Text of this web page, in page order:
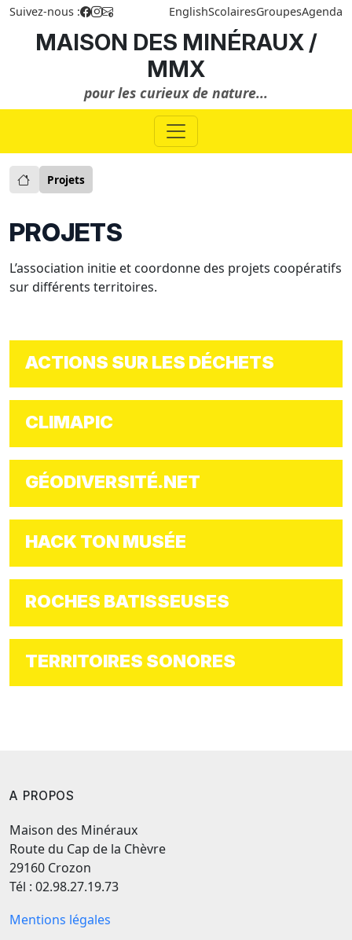
Suivez-nous : EnglishScolairesGroupesAgenda
MAISON DES MINÉRAUX /
MMX
pour les curieux de nature...
Projets
PROJETS
L’association initie et coordonne des projets coopératifs
sur différents territoires.
ACTIONS SUR LES DÉCHETS
CLIMAPIC
GÉODIVERSITÉ.NET
HACK TON MUSÉE
ROCHES BATISSEUSES
TERRITOIRES SONORES
A PROPOS
Maison des Minéraux
Route du Cap de la Chèvre
29160 Crozon
Tél : 02.98.27.19.73
Mentions légales